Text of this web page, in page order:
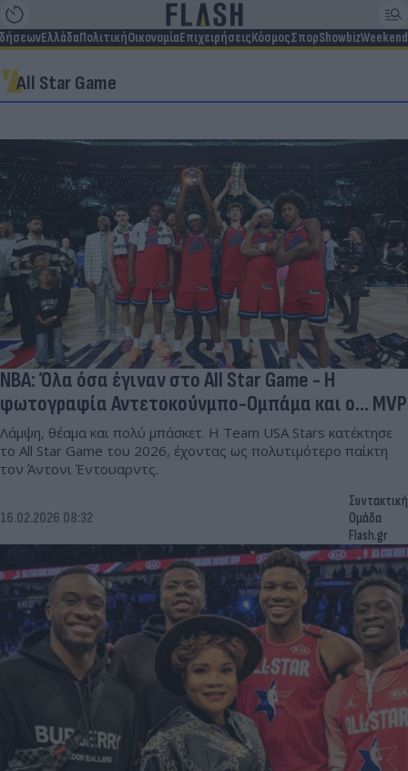
ΕλλάδαΠολιτικήΟικονομίαΕπιχειρήσειςΚόσμοςΣπορShowbizWeekend
All Star Game
NBA: Όλα όσα έγιναν στο All Star Game - Η
φωτογραφία Αντετοκούνμπο-Ομπάμα και ο... MVP
Λάμψη, θέαμα και πολύ μπάσκετ. Η Team USA Stars κατέκτησε
το All Star Game του 2026, έχοντας ως πολυτιμότερο παίκτη
τον Άντονι Έντουαρντς.
16.02.2026 08:32
Συντακτική
Ομάδα
Flash.gr